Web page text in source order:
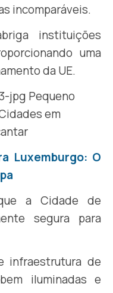
incomparáveis.
instituições
uma
da UE.
Luxemburgo: O
a Cidade de
segura para
infraestrutura de
iluminadas e